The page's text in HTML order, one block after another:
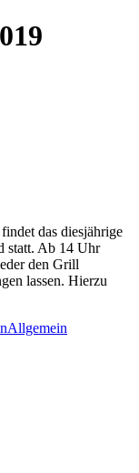
das diesjährige
statt. Ab 14 Uhr
den Grill
lassen. Hierzu
Allgemein